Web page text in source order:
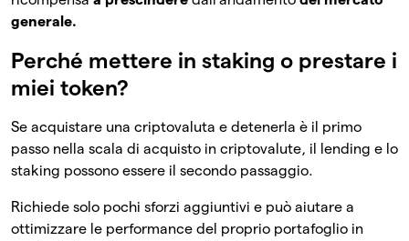
generale.
Perché mettere in staking o prestare i
miei token?
Se acquistare una criptovaluta e detenerla è il primo
passo nella scala di acquisto in criptovalute, il lending e lo
staking possono essere il secondo passaggio.
Richiede solo pochi sforzi aggiuntivi e può aiutare a
ottimizzare le performance del proprio portafoglio in